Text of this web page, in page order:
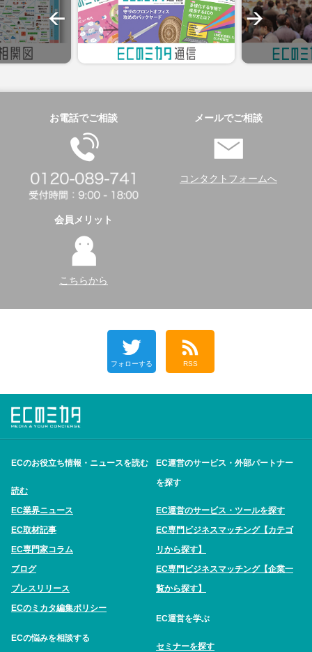
お電話でご相談 メールでご相談
コンタクトフォームへ
会員メリット
こちらから
フォローする RSS
ECのお役立ち情報・ニュースを読む
読む
EC業界ニュース
EC取材記事
EC専門家コラム
ブログ
プレスリリース
ECのミカタ編集ポリシー
ECの悩みを相談する
EC運営のサービス・外部パートナー
を探す
EC運営のサービス・ツールを探す
EC専門ビジネスマッチング【カテゴ
リから探す】
EC専門ビジネスマッチング【企業一
覧から探す】
EC運営を学ぶ
セミナーを探す